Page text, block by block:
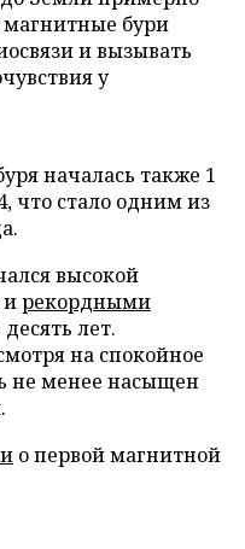
магнитные бури
и вызывать
у
началась также 1
что стало одним из
высокой
ирекордными
лет.
на спокойное
не менее насыщен
о первой магнитной